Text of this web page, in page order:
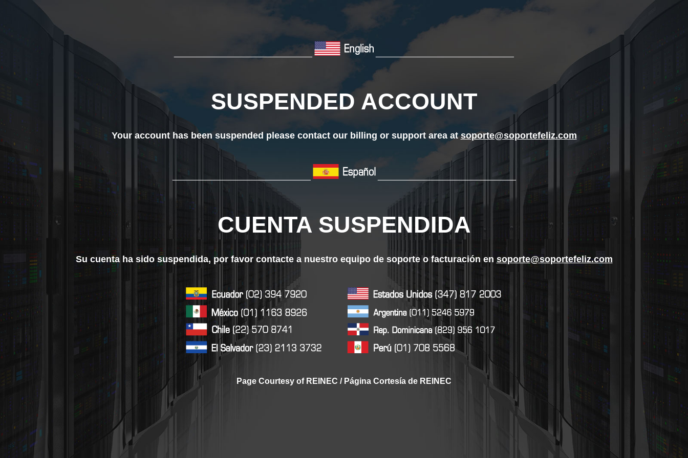
______________________________ ______________________________
SUSPENDED ACCOUNT
Your account has been suspended please contact our billing or support area atsoporte@soportefeliz.com
______________________________ ______________________________
CUENTA SUSPENDIDA
Su cuenta ha sido suspendida, por favor contacte a nuestro equipo de soporte o facturación en soporte@soportefeliz.com
Page Courtesy of REINEC / Página Cortesía de REINEC